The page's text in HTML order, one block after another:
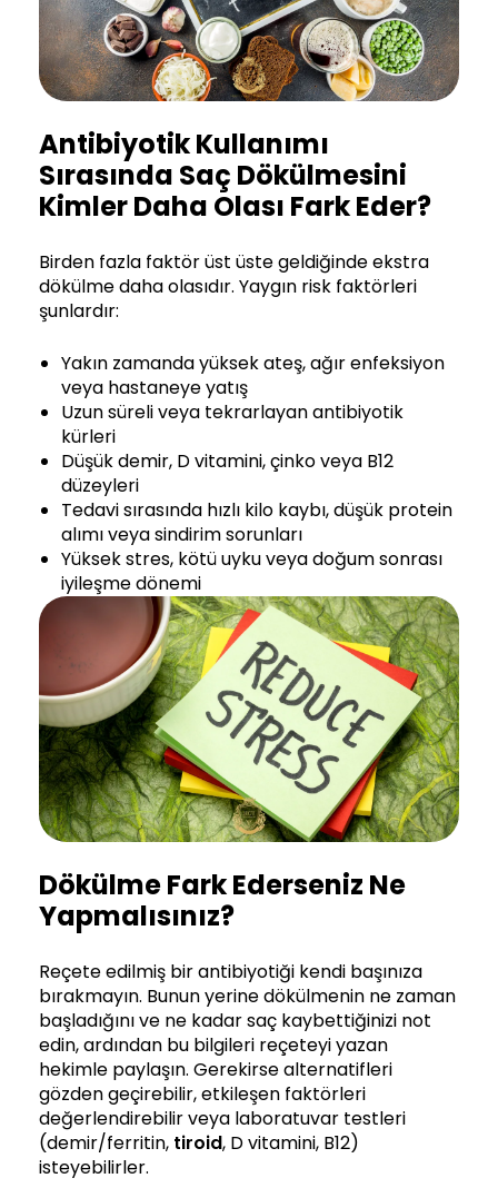
Antibiyotik Kullanımı
Sırasında Saç Dökülmesini
Kimler Daha Olası Fark Eder?
Birden fazla faktör üst üste geldiğinde ekstra
dökülme daha olasıdır. Yaygın risk faktörleri
şunlardır:
Yakın zamanda yüksek ateş, ağır enfeksiyon
veya hastaneye yatış
Uzun süreli veya tekrarlayan antibiyotik
kürleri
Düşük demir, D vitamini, çinko veya B12
düzeyleri
Tedavi sırasında hızlı kilo kaybı, düşük protein
alımı veya sindirim sorunları
Yüksek stres, kötü uyku veya doğum sonrası
iyileşme dönemi
Dökülme Fark Ederseniz Ne
Yapmalısınız?
Reçete edilmiş bir antibiyotiği kendi başınıza
bırakmayın. Bunun yerine dökülmenin ne zaman
başladığını ve ne kadar saç kaybettiğinizi not
edin, ardından bu bilgileri reçeteyi yazan
hekimle paylaşın. Gerekirse alternatifleri
gözden geçirebilir, etkileşen faktörleri
değerlendirebilir veya laboratuvar testleri
(demir/ferritin, tiroid, D vitamini, B12)
isteyebilirler.